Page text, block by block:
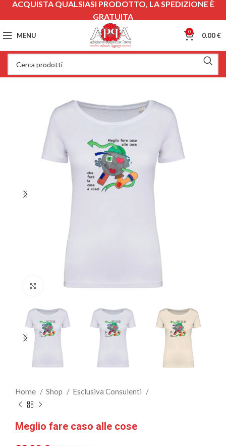
MENU 0 0.00€
Clicca per ingrandire
Home Shop Esclusiva Consulenti
Meglio fare caso alle cose
ACQUISTA QUALSIASI PRODOTTO, LA SPEDIZIONE È
GRATUITA